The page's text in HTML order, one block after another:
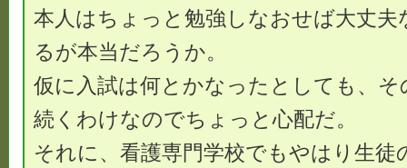
本人はちょっと勉強しなおせば大丈
るが本当だろうか。
仮に入試は何とかなったとしても、
続くわけなのでちょっと心配だ。
それに、看護専門学校でもやはり生